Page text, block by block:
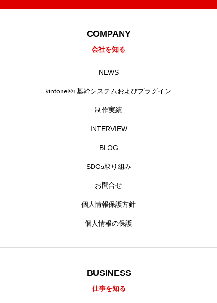
COMPANY
会社を知る
NEWS
kintone®+基幹システムおよびプラグイン
制作実績
INTERVIEW
BLOG
SDGs取り組み
お問合せ
個人情報保護方針
個人情報の保護
BUSINESS
仕事を知る